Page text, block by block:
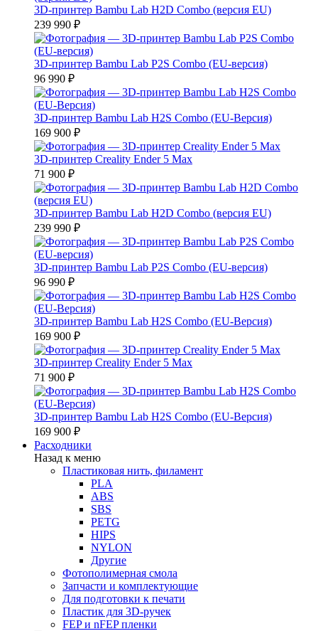
3D-принтер Bambu Lab H2D Combo (версия EU)
239 990 ₽
3D-принтер Bambu Lab P2S Combo (EU-версия)
96 990 ₽
3D-принтер Bambu Lab H2S Combo (EU-Версия)
169 900 ₽
3D-принтер Creality Ender 5 Max
71 900 ₽
3D-принтер Bambu Lab H2D Combo (версия EU)
239 990 ₽
3D-принтер Bambu Lab P2S Combo (EU-версия)
96 990 ₽
3D-принтер Bambu Lab H2S Combo (EU-Версия)
169 900 ₽
3D-принтер Creality Ender 5 Max
71 900 ₽
3D-принтер Bambu Lab H2S Combo (EU-Версия)
169 900 ₽
Расходники
Назад к меню
Пластиковая нить, филамент
PLA
ABS
SBS
PETG
HIPS
NYLON
Другие
Фотополимерная смола
Запчасти и комплектующие
Для подготовки к печати
Пластик для 3D-ручек
FEP и nFEP пленки